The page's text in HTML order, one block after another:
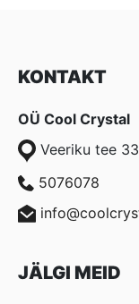
KONTAKT
OÜ Cool Crystal
Veeriku tee
5076078
JÄLGI MEID